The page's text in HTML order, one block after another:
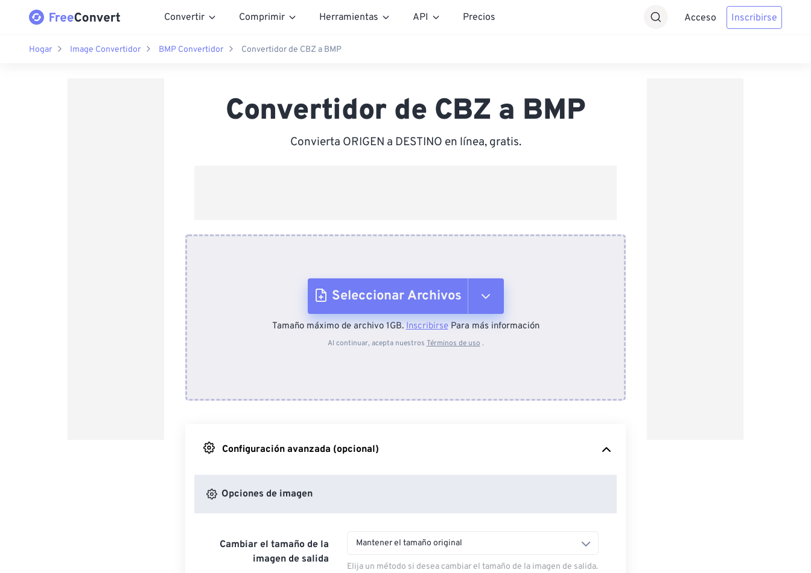
Convertir Comprimir Herramientas API Precios Acceso Inscribirse
Hogar Image Convertidor BMP Convertidor Convertidor de CBZ a BMP
Convertidor de CBZ a BMP
Convierta ORIGEN a DESTINO en línea, gratis.
Seleccionar Archivos
Desde el dispositivo
Tamaño máximo de archivo 1GB.InscribirsePara más información
Al continuar, acepta nuestros Términos de uso .
Configuración avanzada (opcional)
Opciones de imagen
Cambiar el tamaño de la
imagen de salida
Mantener el tamaño original
Elija un método si desea cambiar el tamaño de la imagen de salida.